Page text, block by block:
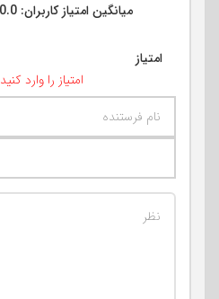
میانگین امتیاز کاربران: 0.0 (0 رای)
امتیاز
امتیاز را وارد کنید